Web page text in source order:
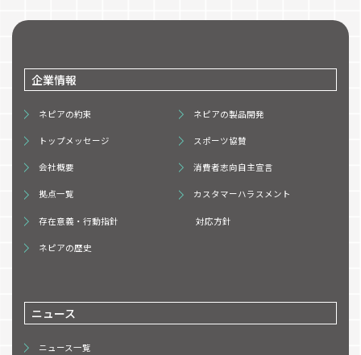
企業情報
ネピアの約束
トップメッセージ
会社概要
拠点一覧
存在意義・行動指針
ネピアの歴史
ネピアの製品開発
スポーツ協賛
消費者志向自主宣言
カスタマーハラスメント
対応方針
ニュース
ニュース一覧